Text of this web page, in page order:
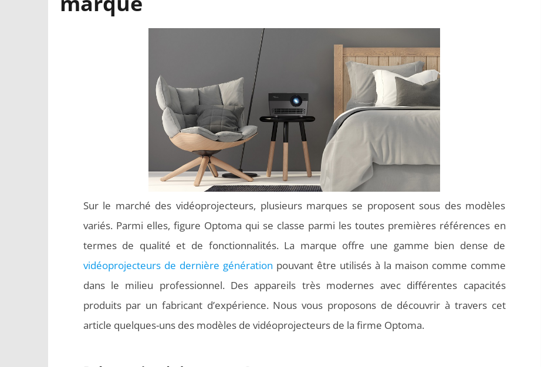
Sur le marché des vidéoprojecteurs, plusieurs marques se proposent sous des modèles
variés. Parmi elles, figure Optoma qui se classe parmi les toutes premières références en
termes de qualité et de fonctionnalités. La marque offre une gamme bien dense de
vidéoprojecteurs de dernière génération pouvant être utilisés à la maison comme comme
dans le milieu professionnel. Des appareils très modernes avec différentes capacités
produits par un fabricant d’expérience. Nous vous proposons de découvrir à travers cet
article quelques-uns des modèles de vidéoprojecteurs de la firme Optoma.